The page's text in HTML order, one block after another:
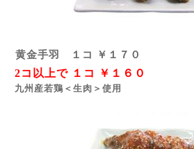
黄金手羽 １コ ￥１７０
2コ以上で １コ ￥１６０
九州産若鶏＜生肉＞使用